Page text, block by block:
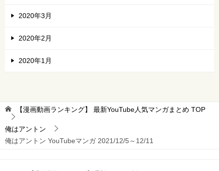
2020年3月
2020年2月
2020年1月
【漫画動画ランキング】 最新YouTube人気マンガまとめ TOP
俺はアントン
俺はアントン YouTubeマンガ 2021/12/5～12/11